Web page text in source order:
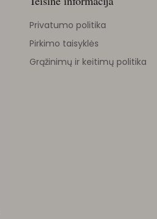
Privatumo politika
Pirkimo taisyklės
Grąžinimų ir keitimų politika